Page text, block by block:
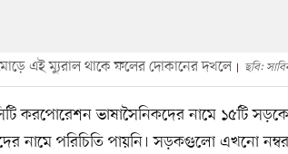
এই ম্যুরাল থাকে ফলের দোকানের দখলে ছবি:
করপোরেশন ভাষাসৈনিকদের নামে ১৫টি
নামে পরিচিতি পায়নি। সড়কগুলো এখনো